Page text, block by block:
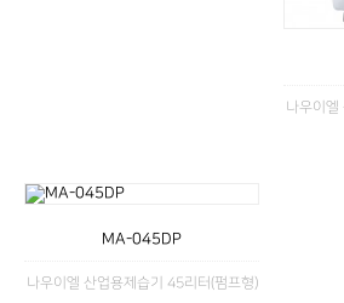
나우이엘
MA-045DP
나우이엘 산업용제습기 45리터(펌프형)